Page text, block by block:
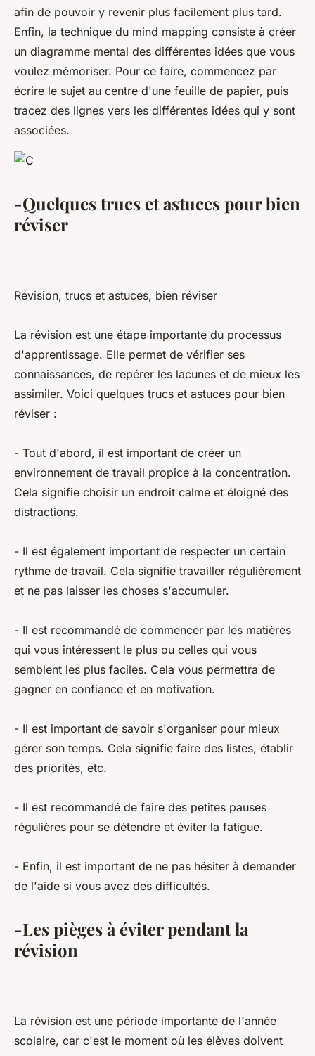
afin de pouvoir y revenir plus facilement plus tard.
Enfin, la technique du mind mapping consiste à créer
un diagramme mental des différentes idées que vous
voulez mémoriser. Pour ce faire, commencez par
écrire le sujet au centre d'une feuille de papier, puis
tracez des lignes vers les différentes idées qui y sont
associées.
-Quelques trucs et astuces pour bien
réviser
Révision, trucs et astuces, bien réviser
La révision est une étape importante du processus
d'apprentissage. Elle permet de vérifier ses
connaissances, de repérer les lacunes et de mieux les
assimiler. Voici quelques trucs et astuces pour bien
réviser :
- Tout d'abord, il est important de créer un
environnement de travail propice à la concentration.
Cela signifie choisir un endroit calme et éloigné des
distractions.
- Il est également important de respecter un certain
rythme de travail. Cela signifie travailler régulièrement
et ne pas laisser les choses s'accumuler.
- Il est recommandé de commencer par les matières
qui vous intéressent le plus ou celles qui vous
semblent les plus faciles. Cela vous permettra de
gagner en confiance et en motivation.
- Il est important de savoir s'organiser pour mieux
gérer son temps. Cela signifie faire des listes, établir
des priorités, etc.
- Il est recommandé de faire des petites pauses
régulières pour se détendre et éviter la fatigue.
- Enfin, il est important de ne pas hésiter à demander
de l'aide si vous avez des difficultés.
-Les pièges à éviter pendant la
révision
La révision est une période importante de l'année
scolaire, car c'est le moment où les élèves doivent